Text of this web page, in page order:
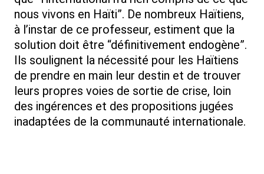
nous vivons en Haïti”. De nombreux Haïtiens,
à l’instar de ce professeur, estiment que la
solution doit être “définitivement endogène”.
Ils soulignent la nécessité pour les Haïtiens
de prendre en main leur destin et de trouver
leurs propres voies de sortie de crise, loin
des ingérences et des propositions jugées
inadaptées de la communauté internationale.